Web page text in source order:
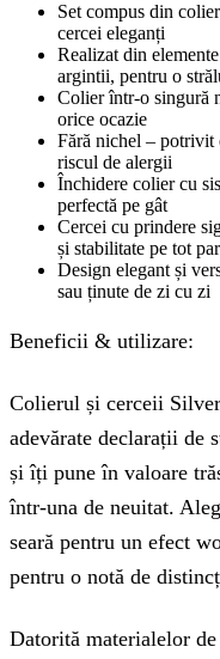
Set compus din
cercei eleganți
Realizat din
argintii, pentru o
Colier într-o singură
orice ocazie
Fără nichel – potrivit
riscul de alergii
Închidere colier cu
perfectă pe gât
Cercei cu prindere
și stabilitate pe tot
Design elegant și
sau ținute de zi cu zi
Beneficii & utilizare:
Colierul și cerceii
adevărate declarații de
și îți pune în valoare
într-una de neuitat.
seară pentru un efect
pentru o notă de
Datorită materialelor